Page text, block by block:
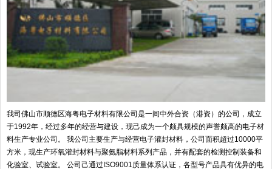
我司佛山市顺德区海粤电子材料有限公司是一间中外合资（港资）的公司，成立
于1992年，经过多年的经营与建设，现己成为一个颇具规模的声誉颇高的电子材
料生产专业公司。 我公司主要生产与经营电子灌封材料，公司面积超过10000平
方米，现生产环氧灌封材料与聚氨脂材料系列产品，并有配套的检测控制装备和
化验室、试验室。 公司己通过ISO9001质量体系认证，各型号产品具有优异的电